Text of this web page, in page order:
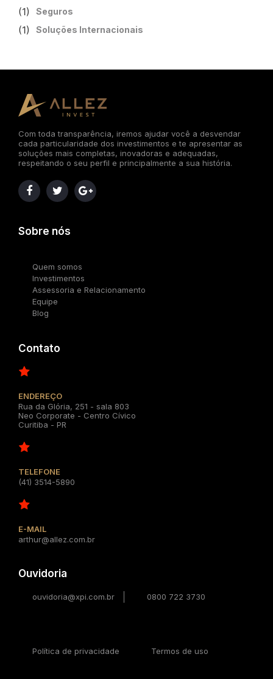
Seguros
(1)
Soluções Internacionais
(1)
Com toda transparência, iremos ajudar você a desvendar
cada particularidade dos investimentos e te apresentar as
soluções mais completas, inovadoras e adequadas,
respeitando o seu perfil e principalmente a sua história.
Sobre nós
Quem somos
Investimentos
Assessoria e Relacionamento
Equipe
Blog
Contato
ENDEREÇO
Rua da Glória, 251 - sala 803
Neo Corporate - Centro Cívico
Curitiba - PR
TELEFONE
(41) 3514-5890
E-MAIL
arthur@allez.com.br
Ouvidoria
ouvidoria@xpi.com.br 0800 722 3730
Política de privacidade Termos de uso